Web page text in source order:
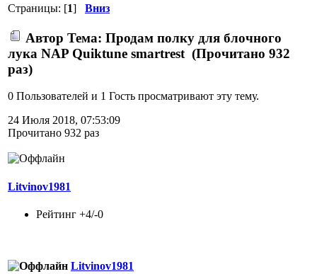
Страницы: [1] Вниз
Автор Тема: Продам полку для блочного
лука NAP Quiktune smartrest (Прочитано 932
раз)
0 Пользователей и 1 Гость просматривают эту тему.
24 Июля 2018, 07:53:09
Прочитано 932 раз
Litvinov1981
Рейтинг +4/-0
Litvinov1981